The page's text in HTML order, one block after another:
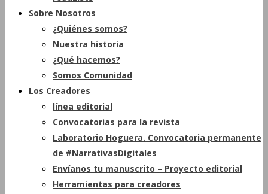
Sobre Nosotros
¿Quiénes somos?
Nuestra historia
¿Qué hacemos?
Somos Comunidad
Los Creadores
línea editorial
Convocatorias para la revista
Laboratorio Hoguera. Convocatoria permanente
de #NarrativasDigitales
Envíanos tu manuscrito – Proyecto editorial
Herramientas para creadores